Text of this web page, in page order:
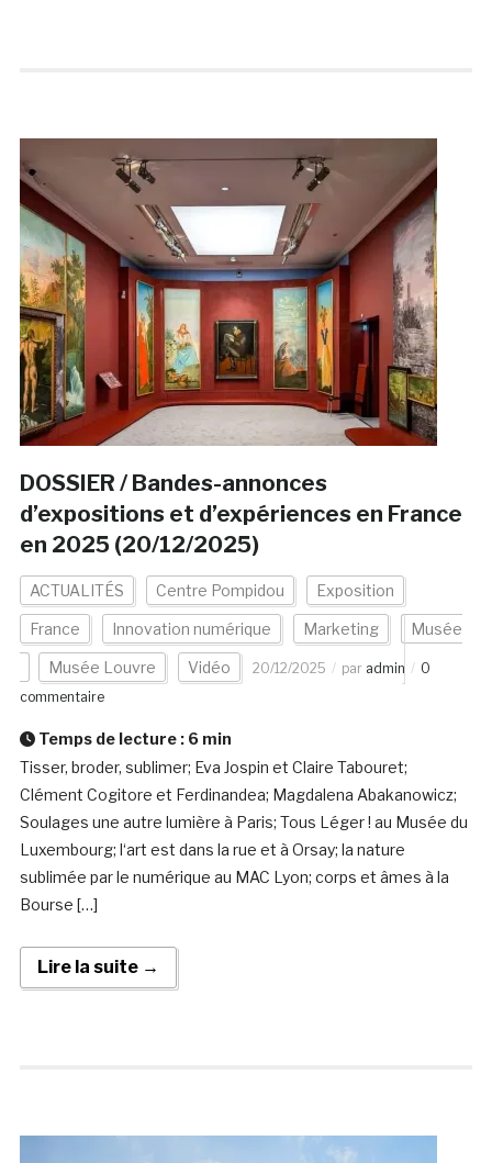
DOSSIER / Bandes-annonces
d’expositions et d’expériences en France
en 2025 (20/12/2025)
ACTUALITÉS Centre Pompidou Exposition
France Innovation numérique Marketing Musée
Musée Louvre Vidéo 20/12/2025 par admin
0
commentaire
Temps de lecture : 6 min
Tisser, broder, sublimer; Eva Jospin et Claire Tabouret;
Clément Cogitore et Ferdinandea; Magdalena Abakanowicz;
Soulages une autre lumière à Paris; Tous Léger ! au Musée du
Luxembourg; l‘art est dans la rue et à Orsay; la nature
sublimée par le numérique au MAC Lyon; corps et âmes à la
Bourse […]
Lire la suite →